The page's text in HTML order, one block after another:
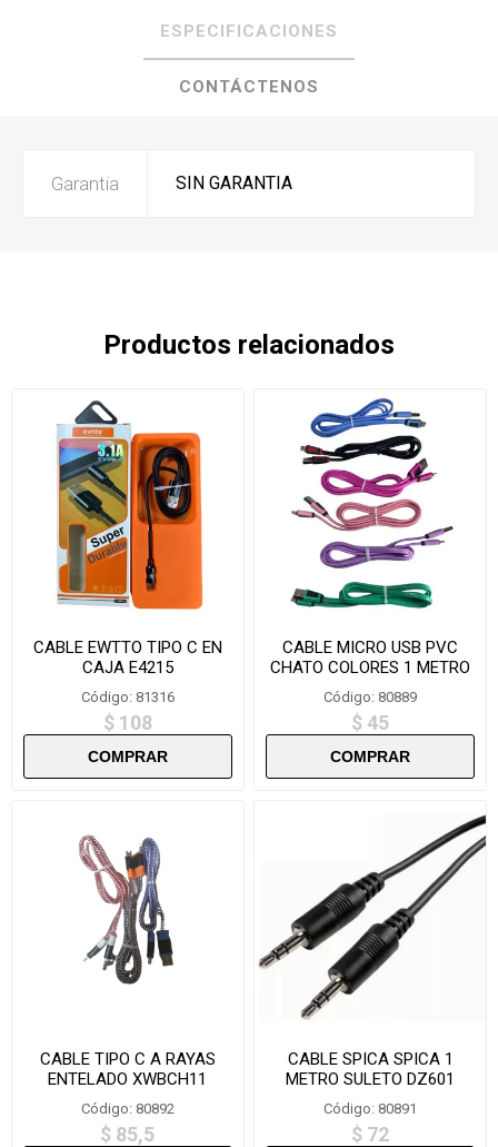
ESPECIFICACIONES
CONTÁCTENOS
Garantia SIN GARANTIA
Productos relacionados
CABLE EWTTO TIPO C EN
CAJA E4215
Código: 81316
$ 108
CABLE MICRO USB PVC
CHATO COLORES 1 METRO
SUELTO-XWBCH5
Código: 80889
$ 45
CABLE TIPO C A RAYAS
ENTELADO XWBCH11
SUELTO
Código: 80892
$ 85,5
CABLE SPICA SPICA 1
METRO SULETO DZ601
Código: 80891
$ 72